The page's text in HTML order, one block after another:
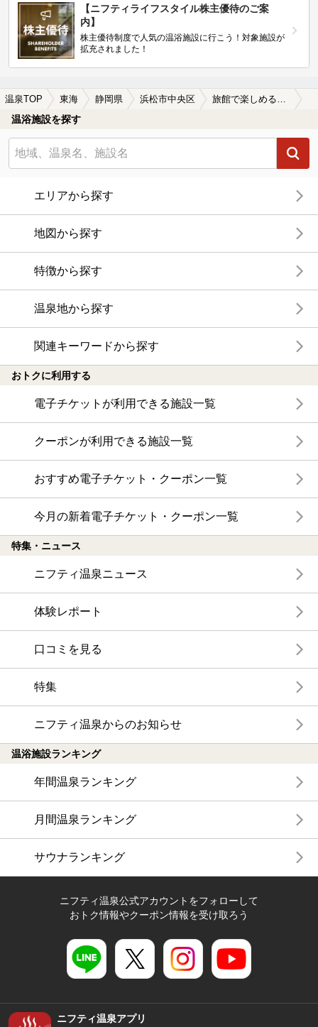
【ニフティライフスタイル株主優待のご案
内】
株主優待制度で人気の温浴施設に行こう！対象施設が
拡充されました！
温泉TOP 東海 静岡県 浜松市中央区 旅館で楽しめる浜松市中央区の温泉、日帰り温泉、スーパー銭湯おすすめ
温浴施設を探す
エリアから探す
地図から探す
特徴から探す
温泉地から探す
関連キーワードから探す
おトクに利用する
電子チケットが利用できる施設一覧
クーポンが利用できる施設一覧
おすすめ電子チケット・クーポン一覧
今月の新着電子チケット・クーポン一覧
特集・ニュース
ニフティ温泉ニュース
体験レポート
口コミを見る
特集
ニフティ温泉からのお知らせ
温浴施設ランキング
年間温泉ランキング
月間温泉ランキング
サウナランキング
ニフティ温泉公式アカウントをフォローして
おトク情報やクーポン情報を受け取ろう
ニフティ温泉アプリ